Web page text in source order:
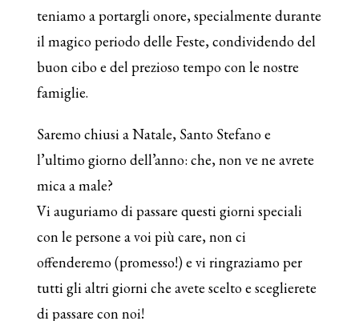
teniamo a portargli onore, specialmente durante
il magico periodo delle Feste, condividendo del
buon cibo e del prezioso tempo con le nostre
famiglie.
Saremo chiusi a Natale, Santo Stefano e
l’ultimo giorno dell’anno: che, non ve ne avrete
mica a male?
Vi auguriamo di passare questi giorni speciali
con le persone a voi più care, non ci
offenderemo (promesso!) e vi ringraziamo per
tutti gli altri giorni che avete scelto e sceglierete
di passare con noi!